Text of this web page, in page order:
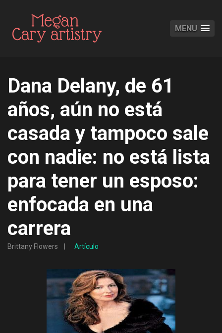
MENU
Dana Delany, de 61
años, aún no está
casada y tampoco sale
con nadie: no está lista
para tener un esposo:
enfocada en una
carrera
Brittany Flowers Artículo